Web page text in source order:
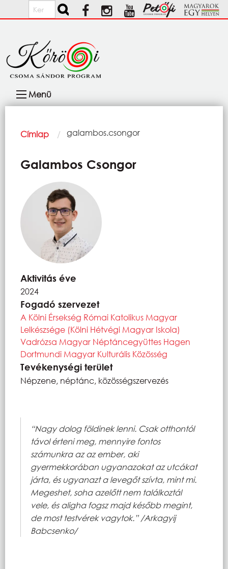
Ugrás a tartalomra
Keresés
navigáció
Menü
Morzsa
Címlap Current:
galambos.csongor
Galambos Csongor
Aktivitás éve
2024
Fogadó szervezet
A Kölni Érsekség Római Katolikus Magyar
Lelkészsége (Kölni Hétvégi Magyar Iskola)
Vadrózsa Magyar Néptáncegyüttes Hagen
Dortmundi Magyar Kulturális Közösség
Tevékenységi terület
Népzene, néptánc, közösségszervezés
“Nagy dolog földinek lenni. Csak otthontól
távol érteni meg, mennyire fontos
számunkra az az ember, aki
gyermekkorában ugyanazokat az utcákat
járta, és ugyanazt a levegőt szívta, mint mi.
Megeshet, soha azelőtt nem találkoztál
vele, és aligha fogsz majd később megint,
de most testvérek vagytok.” /Arkagyij
Babcsenko/